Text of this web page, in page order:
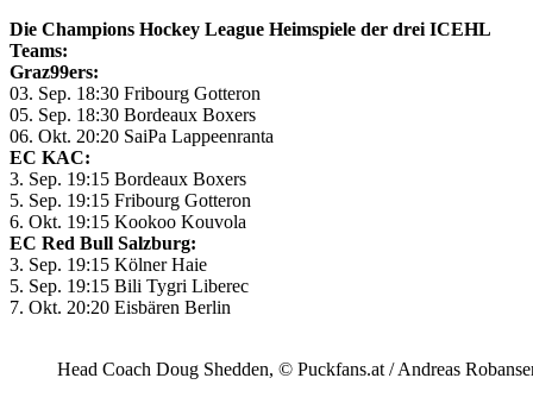
Die Champions Hockey League Heimspiele der drei ICEHL
Teams:
Graz99ers:
03. Sep. 18:30 Fribourg Gotteron
05. Sep. 18:30 Bordeaux Boxers
06. Okt. 20:20 SaiPa Lappeenranta
EC KAC:
3. Sep. 19:15 Bordeaux Boxers
5. Sep. 19:15 Fribourg Gotteron
6. Okt. 19:15 Kookoo Kouvola
EC Red Bull Salzburg:
3. Sep. 19:15 Kölner Haie
5. Sep. 19:15 Bili Tygri Liberec
7. Okt. 20:20 Eisbären Berlin
Head Coach Doug Shedden, © Puckfans.at / Andreas